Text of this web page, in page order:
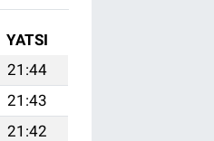
YATSI
21:44
21:43
21:42